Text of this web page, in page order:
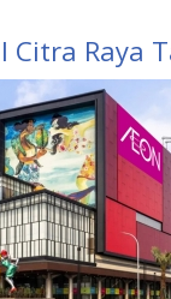
Citra Raya